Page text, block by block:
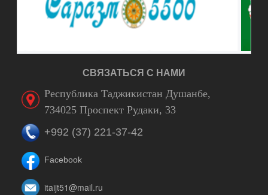
СВЯЗАТЬСЯ С НАМИ
Республика Таджикистан Душанбе,
734025 Проспект Рудаки, 33
+992 (37) 221-37-42
Facebook
itaijt51@mail.ru